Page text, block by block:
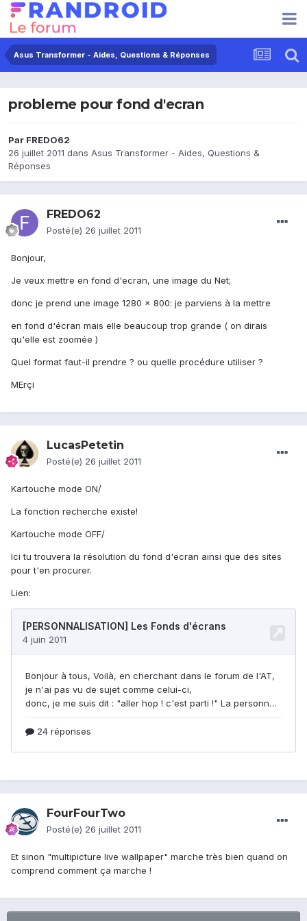
Asus Transformer - Aides, Questions & Réponses
probleme pour fond d'ecran
Par FREDO62
26 juillet 2011 dans Asus Transformer - Aides, Questions &
Réponses
FREDO62
Posté(e) 26 juillet 2011
Bonjour,
Je veux mettre en fond d'ecran, une image du Net;
donc je prend une image 1280 x 800: je parviens à la mettre
en fond d'écran mais elle beaucoup trop grande ( on dirais
qu'elle est zoomée )
Quel format faut-il prendre ? ou quelle procédure utiliser ?
MErçi
LucasPetetin
Posté(e) 26 juillet 2011
Kartouche mode ON/
La fonction recherche existe!
Kartouche mode OFF/
Ici tu trouvera la résolution du fond d'ecran ainsi que des sites
pour t'en procurer.
Lien:
FourFourTwo
Posté(e) 26 juillet 2011
Et sinon "multipicture live wallpaper" marche très bien quand on
comprend comment ça marche !